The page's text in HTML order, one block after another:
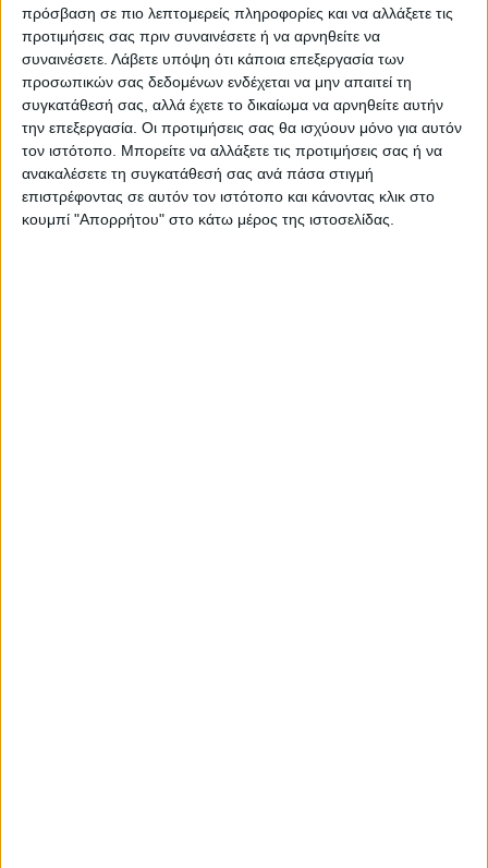
πρόσβαση σε πιο λεπτομερείς πληροφορίες και να αλλάξετε τις
προτιμήσεις σας πριν συναινέσετε ή να αρνηθείτε να
συναινέσετε. Λάβετε υπόψη ότι κάποια επεξεργασία των
προσωπικών σας δεδομένων ενδέχεται να μην απαιτεί τη
συγκατάθεσή σας, αλλά έχετε το δικαίωμα να αρνηθείτε αυτήν
την επεξεργασία. Οι προτιμήσεις σας θα ισχύουν μόνο για αυτόν
τον ιστότοπο. Μπορείτε να αλλάξετε τις προτιμήσεις σας ή να
ανακαλέσετε τη συγκατάθεσή σας ανά πάσα στιγμή
επιστρέφοντας σε αυτόν τον ιστότοπο και κάνοντας κλικ στο
κουμπί "Απορρήτου" στο κάτω μέρος της ιστοσελίδας.
Το χειρότερο είναι ότι όλα αυτά συμβαίνουν
ενώ έχουν διατεθεί χρήματα για
αποκαταστάσεις, έχουν εγκατασταθεί
εργολάβοι και έχουν παραληφθεί έργα από
υπηρεσίες αλλά ημιτελή και κατ’ επιλογή. Ας
μας απαντήσουν για το συγκεκριμένο έργο
αν παραδόθηκε, αν παραλήφθηκε και αν
πληρώθηκε ο εργολάβος.